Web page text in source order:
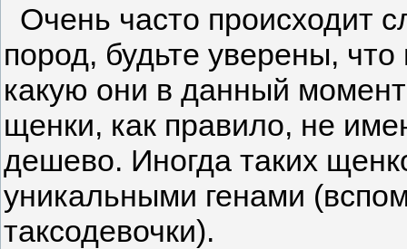
Очень часто происходит
пород, будьте уверены,
какую они в данный
щенки, как правило, не
дешево. Иногда таких
уникальными генами
таксодевочки).